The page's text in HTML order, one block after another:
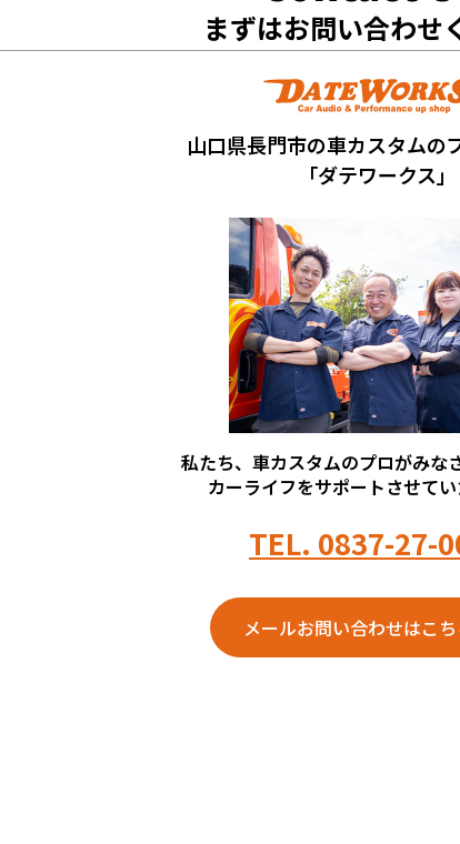
まずはお問い合わせ
山口県長門市の車カスタムの
「ダテワークス」
私たち、車カスタムのプロがみな
カーライフをサポートさせて
TEL. 0837-27-
メールお問い合わせはこ